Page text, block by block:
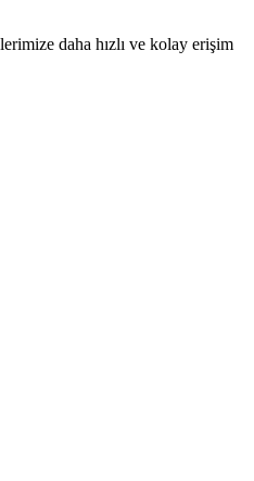
daha hızlı ve kolay erişim